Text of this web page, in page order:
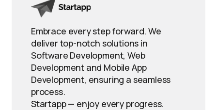
Embrace every step forward. We
deliver top-notch solutions in
Software Development, Web
Development and Mobile App
Development, ensuring a seamless
process.
Startapp — enjoy every progress.